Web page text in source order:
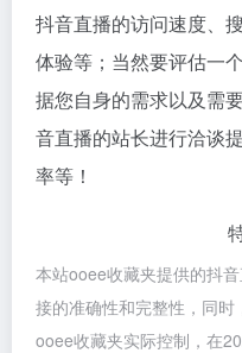
抖音直播的访问速度、
体验等；当然要评估一
据您自身的需求以及需
音直播的站长进行洽谈
率等！
本站ooee收藏夹提供的抖
接的准确性和完整性，同
ooee收藏夹实际控制，在